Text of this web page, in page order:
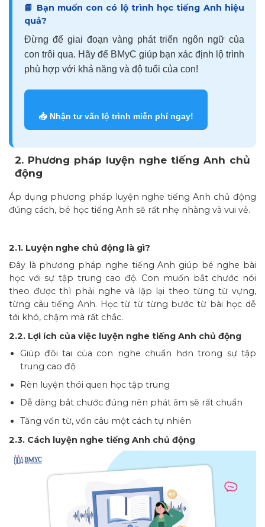
📘 Bạn muốn con có lộ trình học tiếng Anh hiệu
quả?
Đừng để giai đoạn vàng phát triển ngôn ngữ của
con trôi qua. Hãy để BMyC giúp bạn xác định lộ trình
phù hợp với khả năng và độ tuổi của con!
📥 Nhận tư vấn lộ trình miễn phí ngay!
2. Phương pháp luyện nghe tiếng Anh chủ
động
Áp dụng phương pháp luyện nghe tiếng Anh chủ động
đúng cách, bé học tiếng Anh sẽ rất nhẹ nhàng và vui vẻ.
2.1. Luyện nghe chủ động là gì?
Đây là phương pháp nghe tiếng Anh giúp bé nghe bài
học với sự tập trung cao độ. Con muốn bắt chước nói
theo được thì phải nghe và lặp lại theo từng từ vựng,
từng câu tiếng Anh. Học từ từ từng bước từ bài học dễ
tới khó, chậm mà rất chắc.
2.2. Lợi ích của việc luyện nghe tiếng Anh chủ động
Giúp đôi tai của con nghe chuẩn hơn trong sự tập
trung cao độ
Rèn luyện thói quen học tập trung
Dễ dàng bắt chước đúng nên phát âm sẽ rất chuẩn
Tăng vốn từ, vốn câu một cách tự nhiên
2.3. Cách luyện nghe tiếng Anh chủ động